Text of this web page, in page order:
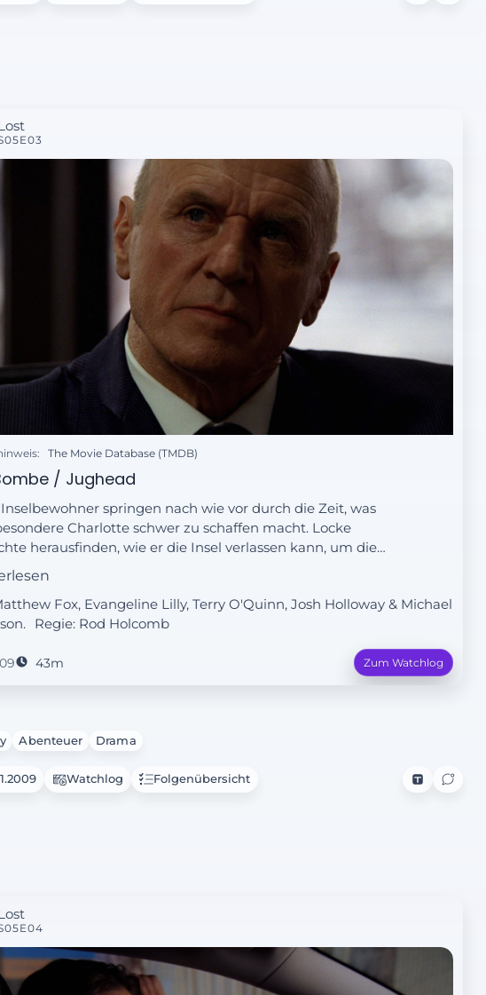
The Movie Database (TMDB)
/ Jughead
springen nach wie vor durch die Zeit, was
Charlotte schwer zu schaffen macht. Locke
herausfinden, wie er die Insel verlassen kann, um die
zu stoppen.
Fox, Evangeline Lilly, Terry O'Quinn, Josh Holloway & Michael
Regie: Rod Holcomb
43m Zum Watchlog
Abenteuer Drama
Watchlog Folgenübersicht